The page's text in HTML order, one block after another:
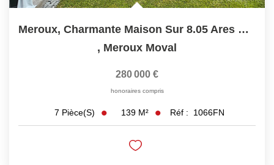
Meroux, Charmante Maison Sur 8.05 Ares De Terrain
, Meroux Moval
280 000 €
honoraires compris
7 Pièce(s) 139 M² Réf : 1066FN